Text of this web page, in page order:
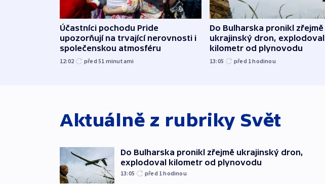
Účastníci pochodu Pride
upozorňují na trvající nerovnosti i
společenskou atmosféru
12:02 před 51 minutami
Do Bulharska pronikl zřejmě
ukrajinský dron, explodoval
kilometr od plynovodu
13:05 před 1hodinou
Aktuálně z rubriky Svět
Do Bulharska pronikl zřejmě ukrajinský dron,
explodoval kilometr od plynovodu
13:05 před 1hodinou